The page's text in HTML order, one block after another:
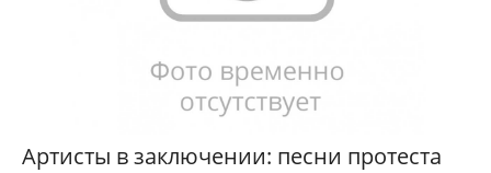
Артисты в заключении: песни протеста